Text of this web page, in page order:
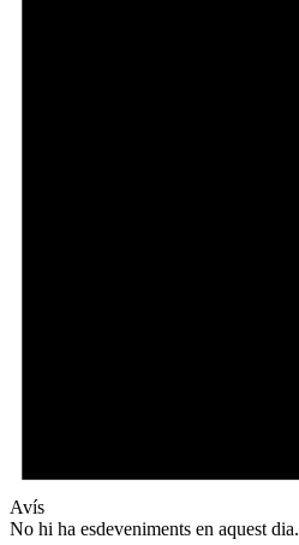
Avís
No hi ha esdeveniments en aquest dia.